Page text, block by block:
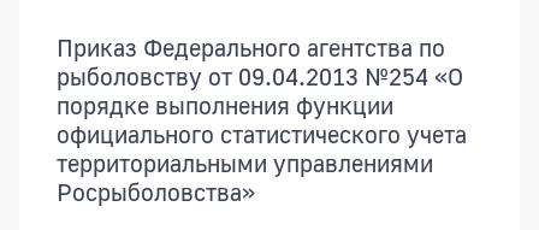
Приказ Федерального агентства по
рыболовству от 09.04.2013 №254 «О
порядке выполнения функции
официального статистического учета
территориальными управлениями
Росрыболовства»